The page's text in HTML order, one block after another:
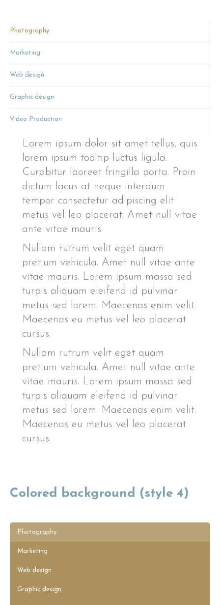
Photography
Marketing
Web design
Graphic design
Video Production
Lorem ipsum dolor sit amet tellus, quis
lorem ipsum tooltip luctus ligula.
Curabitur laoreet fringilla porta. Proin
dictum lacus at neque interdum
tempor consectetur adipiscing elit
metus vel leo placerat. Amet null vitae
ante vitae mauris.
Nullam rutrum velit eget quam
pretium vehicula. Amet null vitae ante
vitae mauris. Lorem ipsum massa sed
turpis aliquam eleifend id pulvinar
metus sed lorem. Maecenas enim velit.
Maecenas eu metus vel leo placerat
cursus.
Nullam rutrum velit eget quam
pretium vehicula. Amet null vitae ante
vitae mauris. Lorem ipsum massa sed
turpis aliquam eleifend id pulvinar
metus sed lorem. Maecenas enim velit.
Maecenas eu metus vel leo placerat
cursus.
Colored background (style 4)
Photography
Marketing
Web design
Graphic design